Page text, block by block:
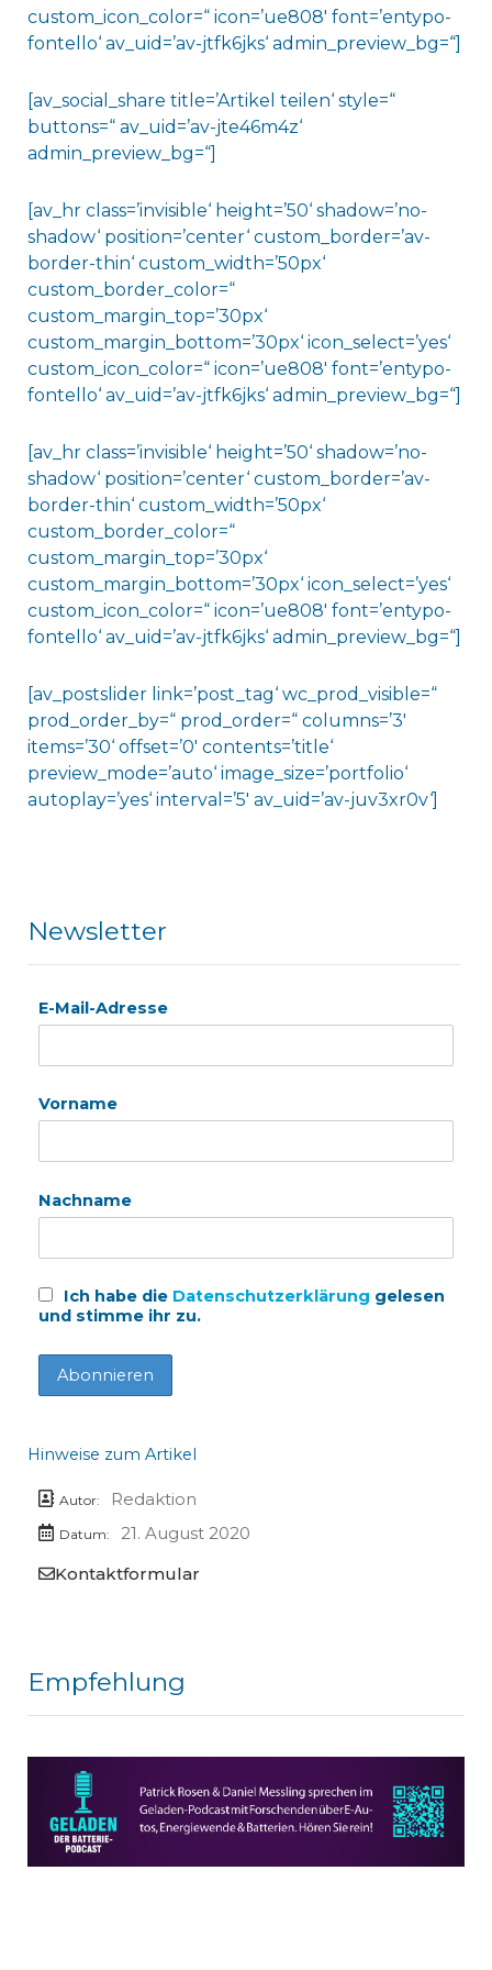
custom_icon_color=“ icon=’ue808′ font=’entypo-
fontello‘ av_uid=’av-jtfk6jks‘ admin_preview_bg=“]
[av_social_share title=’Artikel teilen‘ style=“
buttons=“ av_uid=’av-jte46m4z‘
admin_preview_bg=“]
[av_hr class=’invisible‘ height=’50‘ shadow=’no-
shadow‘ position=’center‘ custom_border=’av-
border-thin‘ custom_width=’50px‘
custom_border_color=“
custom_margin_top=’30px‘
custom_margin_bottom=’30px‘ icon_select=’yes‘
custom_icon_color=“ icon=’ue808′ font=’entypo-
fontello‘ av_uid=’av-jtfk6jks‘ admin_preview_bg=“]
[av_hr class=’invisible‘ height=’50‘ shadow=’no-
shadow‘ position=’center‘ custom_border=’av-
border-thin‘ custom_width=’50px‘
custom_border_color=“
custom_margin_top=’30px‘
custom_margin_bottom=’30px‘ icon_select=’yes‘
custom_icon_color=“ icon=’ue808′ font=’entypo-
fontello‘ av_uid=’av-jtfk6jks‘ admin_preview_bg=“]
[av_postslider link=’post_tag‘ wc_prod_visible=“
prod_order_by=“ prod_order=“ columns=’3′
items=’30‘ offset=’0′ contents=’title‘
preview_mode=’auto‘ image_size=’portfolio‘
autoplay=’yes‘ interval=’5′ av_uid=’av-juv3xr0v‘]
Newsletter
E-Mail-Adresse
Vorname
Nachname
Ich habe die Datenschutzerklärung gelesen
und stimme ihr zu.
Hinweise zum Artikel
Autor: Redaktion
Datum:
21. August 2020
Kontaktformular
Empfehlung